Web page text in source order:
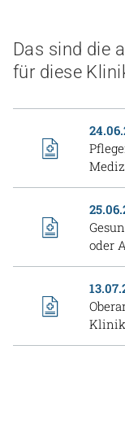
Das sind die
für diese
oder
Klinik